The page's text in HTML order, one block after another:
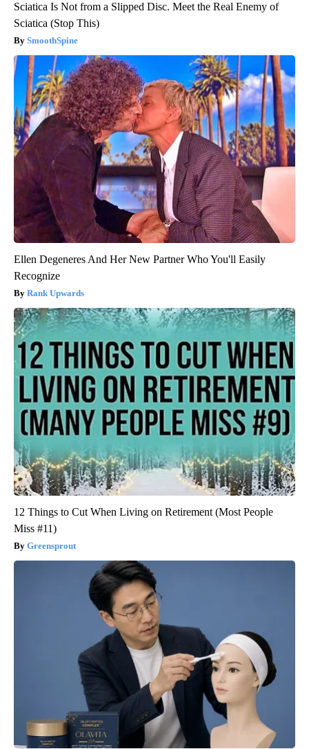
Sciatica Is Not from a Slipped Disc. Meet the Real Enemy of
Sciatica (Stop This)
SmoothSpine
Ellen Degeneres And Her New Partner Who You'll Easily
Recognize
Rank Upwards
12 Things to Cut When Living on Retirement (Most People
Miss #11)
Greensprout